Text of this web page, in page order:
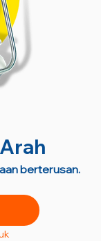
berterusan.